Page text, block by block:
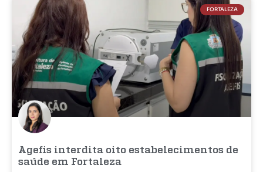
FORTALEZA
Agefis interdita oito estabelecimentos de
saúde em Fortaleza